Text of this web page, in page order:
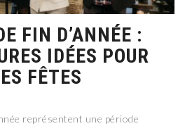
FIN D’ANNÉE :
IDÉES POUR
FÊTES
représentent une période